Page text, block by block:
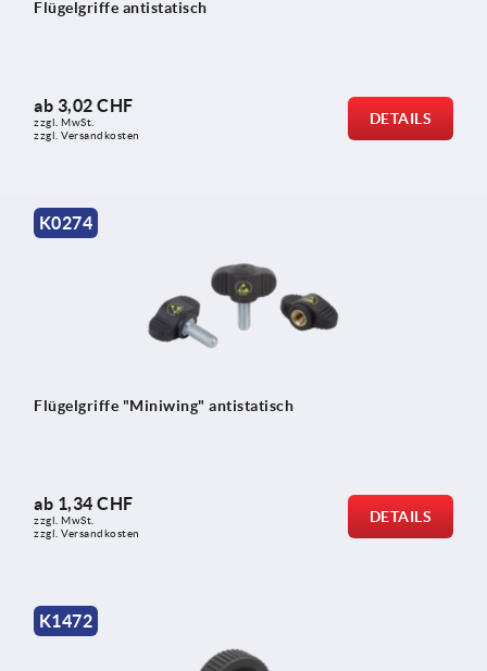
Flügelgriffe antistatisch
ab 3,02 CHF
zzgl. MwSt.
zzgl. Versandkosten
DETAILS
K0274
Flügelgriffe "Miniwing" antistatisch
ab 1,34 CHF
zzgl. MwSt.
zzgl. Versandkosten
DETAILS
K1472